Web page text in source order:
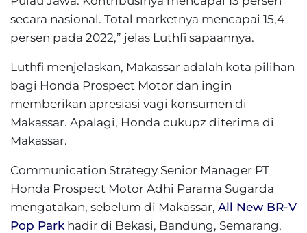
secara nasional. Total marketnya mencapai 15,4
persen pada 2022,” jelas Luthfi sapaannya.
Luthfi menjelaskan, Makassar adalah kota pilihan
bagi Honda Prospect Motor dan ingin
memberikan apresiasi vagi konsumen di
Makassar. Apalagi, Honda cukupz diterima di
Makassar.
Communication Strategy Senior Manager PT
Honda Prospect Motor Adhi Parama Sugarda
mengatakan, sebelum di Makassar, All New BR-V
Pop Parkhadir di Bekasi, Bandung, Semarang,